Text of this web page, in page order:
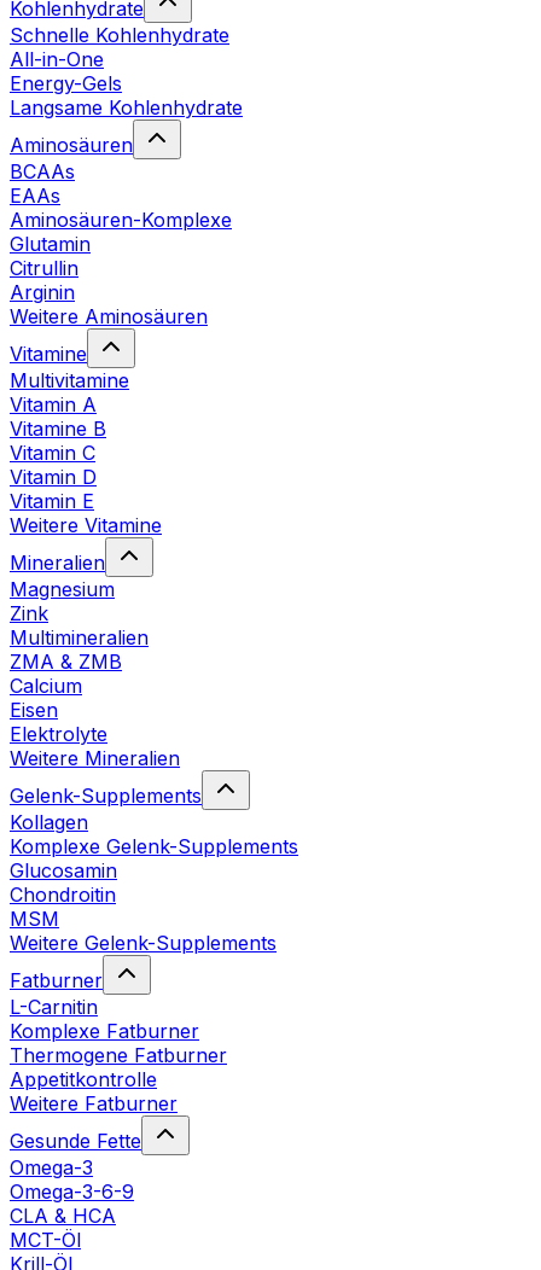
Kohlenhydrate
Schnelle Kohlenhydrate
All-in-One
Energy-Gels
Langsame Kohlenhydrate
Aminosäuren
BCAAs
EAAs
Aminosäuren-Komplexe
Glutamin
Citrullin
Arginin
Weitere Aminosäuren
Vitamine
Multivitamine
Vitamin A
Vitamine B
Vitamin C
Vitamin D
Vitamin E
Weitere Vitamine
Mineralien
Magnesium
Zink
Multimineralien
ZMA & ZMB
Calcium
Eisen
Elektrolyte
Weitere Mineralien
Gelenk-Supplements
Kollagen
Komplexe Gelenk-Supplements
Glucosamin
Chondroitin
MSM
Weitere Gelenk-Supplements
Fatburner
L-Carnitin
Komplexe Fatburner
Thermogene Fatburner
Appetitkontrolle
Weitere Fatburner
Gesunde Fette
Omega-3
Omega-3-6-9
CLA & HCA
MCT-Öl
Krill-Öl